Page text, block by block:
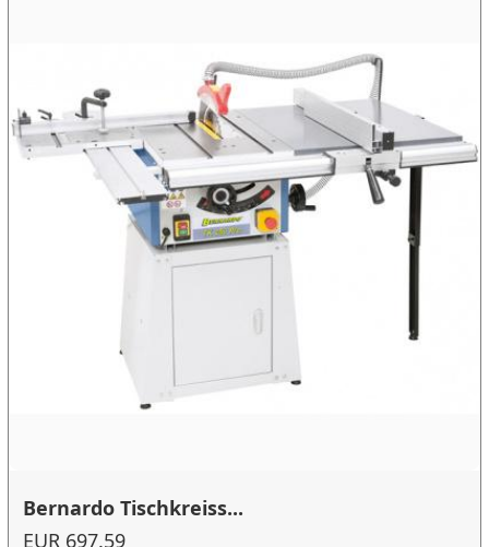
Bernardo Tischkreiss...
EUR 697.59